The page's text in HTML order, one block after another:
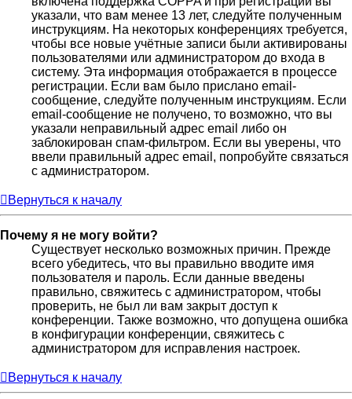
указали, что вам менее 13 лет, следуйте полученным
инструкциям. На некоторых конференциях требуется,
чтобы все новые учётные записи были активированы
пользователями или администратором до входа в
систему. Эта информация отображается в процессе
регистрации. Если вам было прислано email-
сообщение, следуйте полученным инструкциям. Если
email-сообщение не получено, то возможно, что вы
указали неправильный адрес email либо он
заблокирован спам-фильтром. Если вы уверены, что
ввели правильный адрес email, попробуйте связаться
с администратором.
Вернуться к началу
Почему я не могу войти?
Существует несколько возможных причин. Прежде
всего убедитесь, что вы правильно вводите имя
пользователя и пароль. Если данные введены
правильно, свяжитесь с администратором, чтобы
проверить, не был ли вам закрыт доступ к
конференции. Также возможно, что допущена ошибка
в конфигурации конференции, свяжитесь с
администратором для исправления настроек.
Вернуться к началу